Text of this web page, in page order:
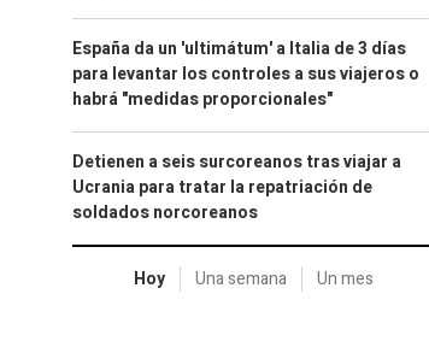
España da un 'ultimátum' a Italia de 3 días
para levantar los controles a sus viajeros o
habrá "medidas proporcionales"
Detienen a seis surcoreanos tras viajar a
Ucrania para tratar la repatriación de
soldados norcoreanos
Hoy Una semana Un mes